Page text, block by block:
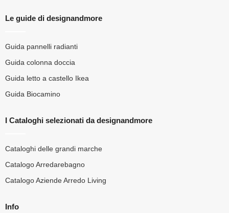
Le guide di designandmore
Guida pannelli radianti
Guida colonna doccia
Guida letto a castello Ikea
Guida Biocamino
I Cataloghi selezionati da designandmore
Cataloghi delle grandi marche
Catalogo Arredarebagno
Catalogo Aziende Arredo Living
Info